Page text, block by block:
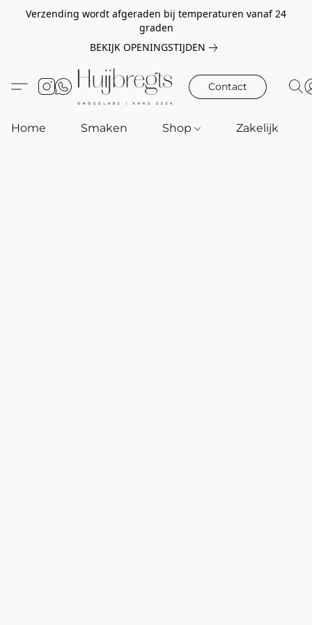
Verzending wordt afgeraden bij temperaturen vanaf 24
graden
BEKIJK OPENINGSTIJDEN
Contact
Home Smaken Shop Zakelijk